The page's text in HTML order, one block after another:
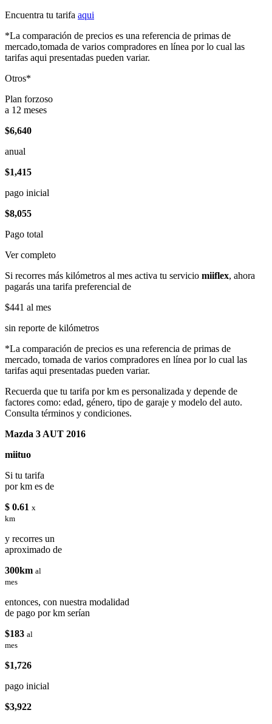
Encuentra tu tarifa aqui
*La comparación de precios es una referencia de primas de
mercado,tomada de varios compradores en línea por lo cual las
tarifas aqui presentadas pueden variar.
Otros*
Plan forzoso
a 12 meses
$6,640
anual
$1,415
pago inicial
$8,055
Pago total
Ver completo
Si recorres más kilómetros al mes activa tu servicio miiflex, ahora
pagarás una tarifa preferencial de
$441 al mes
sin reporte de kilómetros
*La comparación de precios es una referencia de primas de
mercado, tomada de varios compradores en línea por lo cual las
tarifas aqui presentadas pueden variar.
Recuerda que tu tarifa por km es personalizada y depende de
factores como: edad, género, tipo de garaje y modelo del auto.
Consulta términos y condiciones.
Mazda 3 AUT 2016
miituo
Si tu tarifa
por km es de
$ 0.61 x
km
y recorres un
aproximado de
300km al
mes
entonces, con nuestra modalidad
de pago por km serían
$183 al
mes
$1,726
pago inicial
$3,922